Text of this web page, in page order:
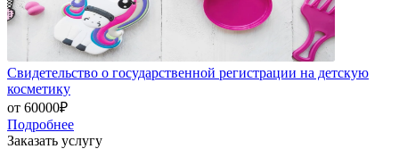
Свидетельство о государственной регистрации на детскую
косметику
от 60000₽
Подробнее
Заказать услугу